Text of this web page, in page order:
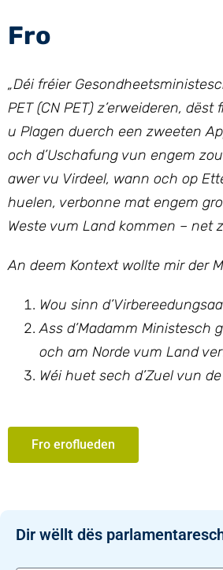
Fro
„Déi fréier
PET (CN PET) z’erweideren,
u Plagen duerch een zweeten
och d’Uschafung vun engem
awer vu Virdeel, wann och op
huelen, verbonne mat engem
Weste vum Land kommen – net
An deem Kontext wollte mir der
Wou sinn
Ass d’Madamm Ministesch
och am Norde vum Land
Wéi huet sech d’Zuel vun
Fro eroflueden
Dir wëllt dës